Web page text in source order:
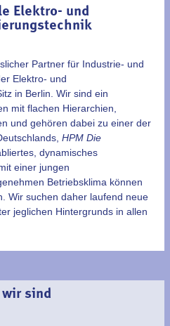
Elektro- und
Partner für Industrie- und
Elektro- und
in Berlin. Wir sind ein
mit flachen Hierarchien,
und gehören dabei zu einer der
HPM Die
dynamisches
einer jungen
Betriebsklima können
Wir suchen daher laufend neue
jeglichen Hintergrunds in allen
wir sind